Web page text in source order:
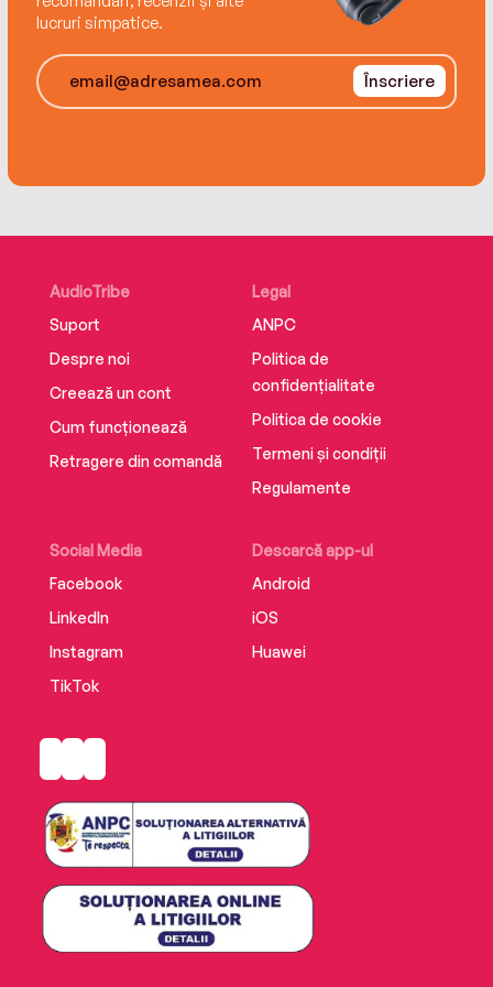
lucruri simpatice.
Înscriere
AudioTribe
Suport
Despre noi
Creează un cont
Cum funcționează
Retragere din comandă
Social Media
Facebook
LinkedIn
Instagram
TikTok
Descarcă app-ul
Android
iOS
Huawei
Legal
ANPC
Politica de
confidențialitate
Politica de cookie
Termeni și condiții
Regulamente